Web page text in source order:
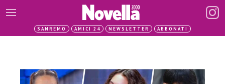
SANREMO AMICI 24 NEWSLETTER ABBONATI